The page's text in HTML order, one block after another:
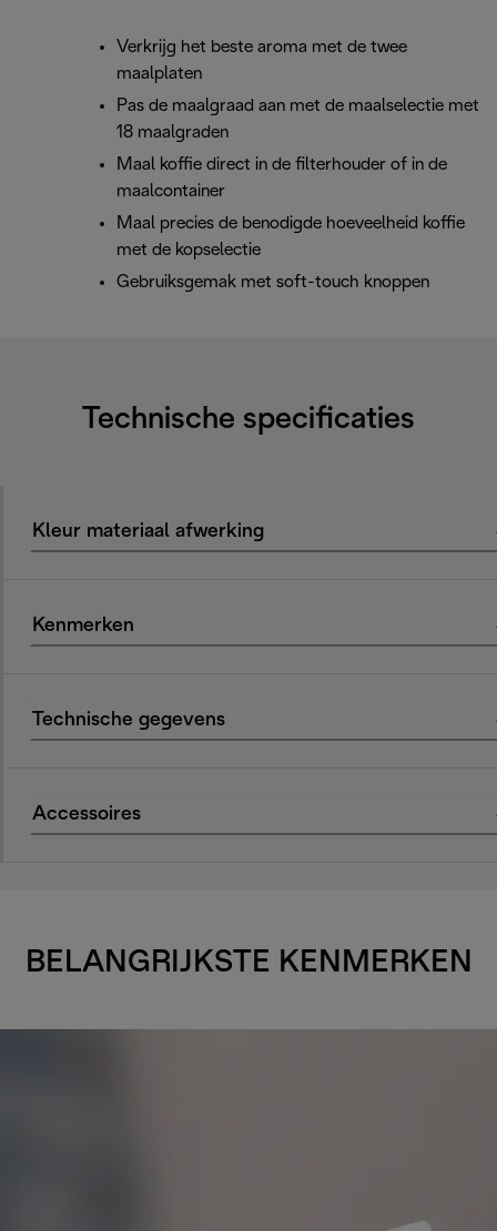
Verkrijg het beste aroma met de twee
maalplaten
Pas de maalgraad aan met de maalselectie met
18 maalgraden
Maal koffie direct in de filterhouder of in de
maalcontainer
Maal precies de benodigde hoeveelheid koffie
met de kopselectie
Gebruiksgemak met soft-touch knoppen
Technische specificaties
Kleur materiaal afwerking
Kenmerken
Technische gegevens
Accessoires
BELANGRIJKSTE KENMERKEN